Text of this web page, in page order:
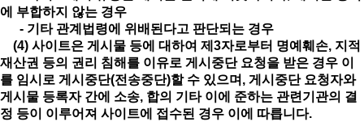
에 부합하지 않는 경우
- 기타 관계법령에 위배된다고 판단되는 경우
(4) 사이트은 게시물 등에 대하여 제3자로부터 명예훼손, 지적
재산권 등의 권리 침해를 이유로 게시중단 요청을 받은 경우 이
를 임시로 게시중단(전송중단)할 수 있으며, 게시중단 요청자와
게시물 등록자 간에 소송, 합의 기타 이에 준하는 관련기관의 결
정 등이 이루어져 사이트에 접수된 경우 이에 따릅니다.